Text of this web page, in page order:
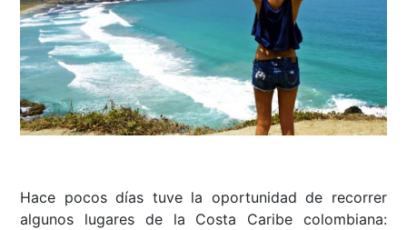
Hace pocos días tuve la oportunidad de recorrer
algunos lugares de la Costa Caribe colombiana: